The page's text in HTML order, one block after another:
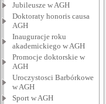
Jubileusze w AGH
Doktoraty honoris causa
AGH
Inauguracje roku
akademickiego w AGH
Promocje doktorskie w
AGH
Uroczystosci Barbórkowe
w AGH
Sport w AGH